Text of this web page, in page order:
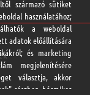
származó sütiket
használatához;
a weboldal
adatok előállítására
és marketing
megjelenítésére
választja, akkor
részben bármikor